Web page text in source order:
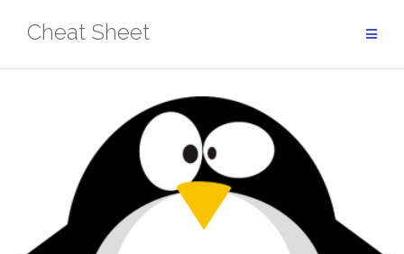
Cheat Sheet